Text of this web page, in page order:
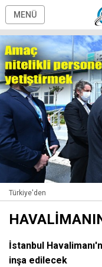
MENÜ
Türkiye'den
İstanbul
inşa edilecek